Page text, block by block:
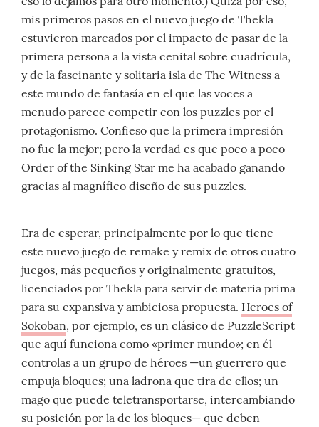
mis primeros pasos en el nuevo juego de Thekla
estuvieron marcados por el impacto de pasar de la
primera persona a la vista cenital sobre cuadrícula,
y de la fascinante y solitaria isla de The Witness a
este mundo de fantasía en el que las voces a
menudo parece competir con los puzzles por el
protagonismo. Confieso que la primera impresión
no fue la mejor; pero la verdad es que poco a poco
Order of the Sinking Star me ha acabado ganando
gracias al magnífico diseño de sus puzzles.
Era de esperar, principalmente por lo que tiene
este nuevo juego de remake y remix de otros cuatro
juegos, más pequeños y originalmente gratuitos,
licenciados por Thekla para servir de materia prima
para su expansiva y ambiciosa propuesta. Heroes of
Sokoban, por ejemplo, es un clásico de PuzzleScript
que aquí funciona como «primer mundo»; en él
controlas a un grupo de héroes —un guerrero que
empuja bloques; una ladrona que tira de ellos; un
mago que puede teletransportarse, intercambiando
su posición por la de los bloques— que deben